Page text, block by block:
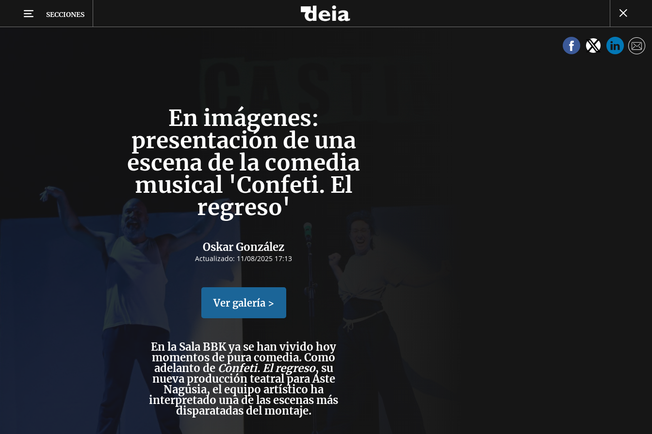
SECCIONES
En imágenes:
presentación de una
escena de la comedia
musical 'Confeti. El
regreso'
Oskar González
Actualizado: 11/08/2025 17:13
Ver galería >
En la Sala BBKya se han vivido hoy
momentos de pura comedia. Como
adelanto de Confeti. El regreso, su
nueva producción teatral paraAste
Nagusia, el equipo artístico ha
interpretado una de las escenas más
disparatadas del montaje.